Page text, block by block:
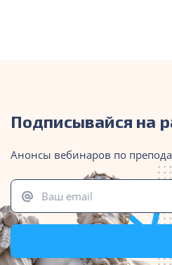
Подписывайся на
Анонсы вебинаров по
Ваш email